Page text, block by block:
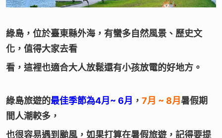
綠島，位於臺東縣外海，有蠻多自然風景、歷史文
化，值得大家去看
看，這裡也適合大人放鬆還有小孩放電的好地方。
綠島旅遊的最佳季節為4月~ 6月 ， 7月 ~ 8月暑假期
間人潮較多，
也很容易遇到颱風，如果打算在暑假旅遊，記得要提